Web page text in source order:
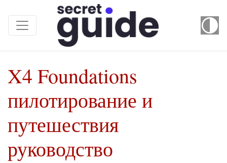
X4 Foundations
пилотирование и
путешествия
руководство